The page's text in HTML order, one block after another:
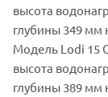
высота
глубины 349 мм
Модель Lodi 15
высота
глубины 389 мм